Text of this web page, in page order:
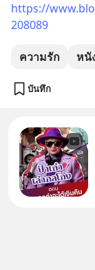
https://
208089
ความรัก หนั
บันทึก